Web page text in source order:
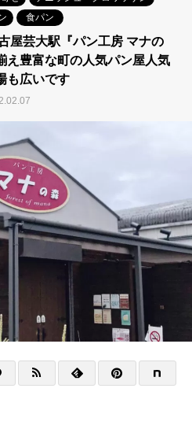
食パン
屋芸大駅『パン工房 マナの
え豊富な町の人気パン屋人気
も広いです